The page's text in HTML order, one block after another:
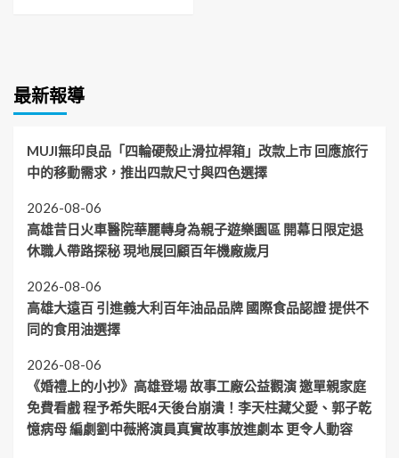
最新報導
MUJI無印良品「四輪硬殼止滑拉桿箱」改款上市 回應旅行
中的移動需求，推出四款尺寸與四色選擇
2026-08-06
高雄昔日火車醫院華麗轉身為親子遊樂園區 開幕日限定退
休職人帶路探秘 現地展回顧百年機廠歲月
2026-08-06
高雄大遠百 引進義大利百年油品品牌 國際食品認證 提供不
同的食用油選擇
2026-08-06
《婚禮上的小抄》高雄登場 故事工廠公益觀演 邀單親家庭
免費看戲 程予希失眠4天後台崩潰！李天柱藏父愛、郭子乾
憶病母 編劇劉中薇將演員真實故事放進劇本 更令人動容